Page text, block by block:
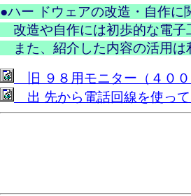
●ハー ドウェアの改造・自作に
改造や自作には初歩的な電子
また、紹介した内容の活用は
旧 ９８用モニター（４０
出 先から電話回線を使っ